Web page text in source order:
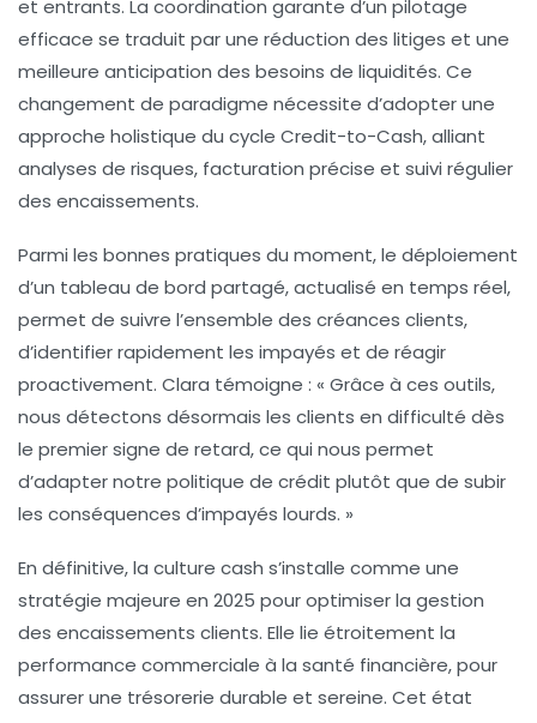
et entrants. La coordination garante d’un pilotage
efficace se traduit par une réduction des litiges et une
meilleure anticipation des besoins de liquidités. Ce
changement de paradigme nécessite d’adopter une
approche holistique du cycle Credit-to-Cash, alliant
analyses de risques, facturation précise et suivi régulier
des encaissements.
Parmi les bonnes pratiques du moment, le déploiement
d’un tableau de bord partagé, actualisé en temps réel,
permet de suivre l’ensemble des créances clients,
d’identifier rapidement les impayés et de réagir
proactivement. Clara témoigne : « Grâce à ces outils,
nous détectons désormais les clients en difficulté dès
le premier signe de retard, ce qui nous permet
d’adapter notre politique de crédit plutôt que de subir
les conséquences d’impayés lourds. »
En définitive, la culture cash s’installe comme une
stratégie majeure en 2025 pour optimiser la gestion
des encaissements clients. Elle lie étroitement la
performance commerciale à la santé financière, pour
assurer une trésorerie durable et sereine. Cet état